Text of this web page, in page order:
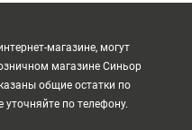
магазине, могут
магазине Синьор
общие остатки по
по телефону.